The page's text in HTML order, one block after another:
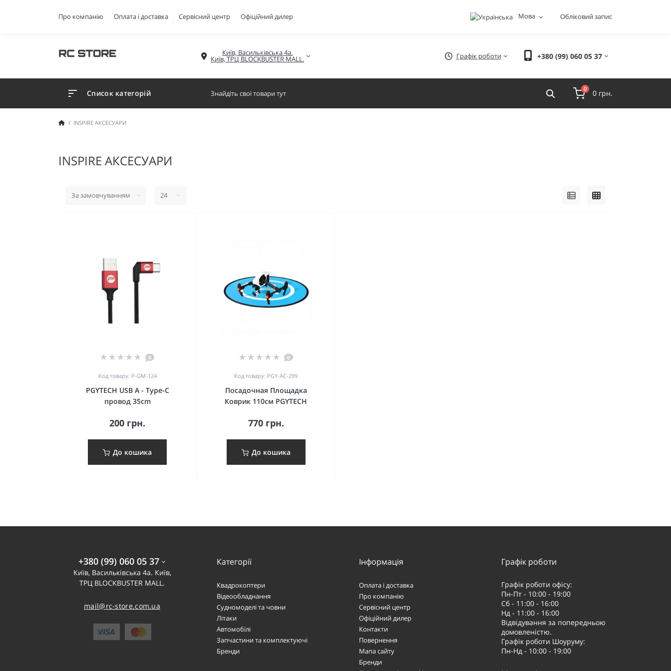
Про компанію Оплата і доставка Сервісний центр Офіційний дилер Мова Обліковий запис
Київ, Васильківська 4а.
Київ, ТРЦ BLOCKBUSTER MALL. Графік роботи +380 (99) 060 05 37
Список категорій 0 0 грн.
INSPIRE АКСЕСУАРИ
INSPIRE АКСЕСУАРИ
0
Код товару: P-GM-124
PGYTECH USB A - Type-C
провод 35cm
200 грн.
До кошика
0
Код товару: PGY-AC-299
Посадочная Площадка
Коврик 110см PGYTECH
770 грн.
До кошика
+380 (99) 060 05 37
Київ, Васильківська 4а. Київ,
ТРЦ BLOCKBUSTER MALL.
mail@rc-store.com.ua
Категорії
Квадрокоптери
Відеообладнання
Судномоделі та човни
Літаки
Автомобілі
Запчастини та комплектуючі
Бренди
Інформація
Оплата і доставка
Про компанію
Сервісний центр
Офіційний дилер
Контакти
Повернення
Мапа сайту
Бренди
Графік роботи
Графік роботи офісу:
Пн-Пт - 10:00 - 19:00
Сб - 11:00 - 16:00
Нд - 11:00 - 16:00
Відвідування за попередньою
домовленістю.
Графік роботи Шоуруму:
Пн-Нд - 10:00 - 19:00